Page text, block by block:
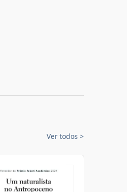
Ver todos >